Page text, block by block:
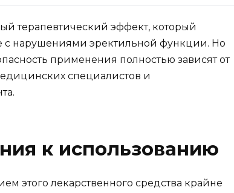
терапевтический эффект, который
с нарушениями эректильной функции. Но
применения полностью зависят от
специалистов и
к использованию
этого лекарственного средства крайне